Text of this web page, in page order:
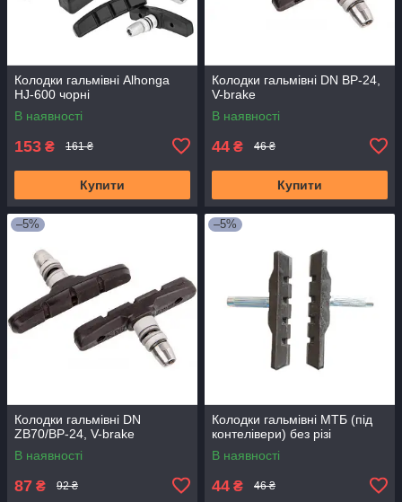
Колодки гальмівні Alhonga
HJ-600 чорні
В наявності
153 ₴ 161 ₴
Купити
Колодки гальмівні DN BP-24,
V-brake
В наявності
44 ₴ 46 ₴
Купити
–5%
Колодки гальмівні DN
ZB70/BP-24, V-brake
В наявності
87 ₴ 92 ₴
–5%
Колодки гальмівні МТБ (під
контелівери) без різі
В наявності
44 ₴ 46 ₴